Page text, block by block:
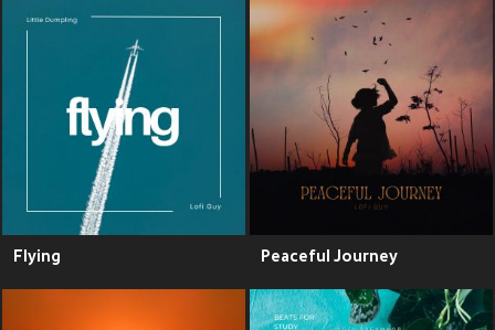
Flying Peaceful Journey